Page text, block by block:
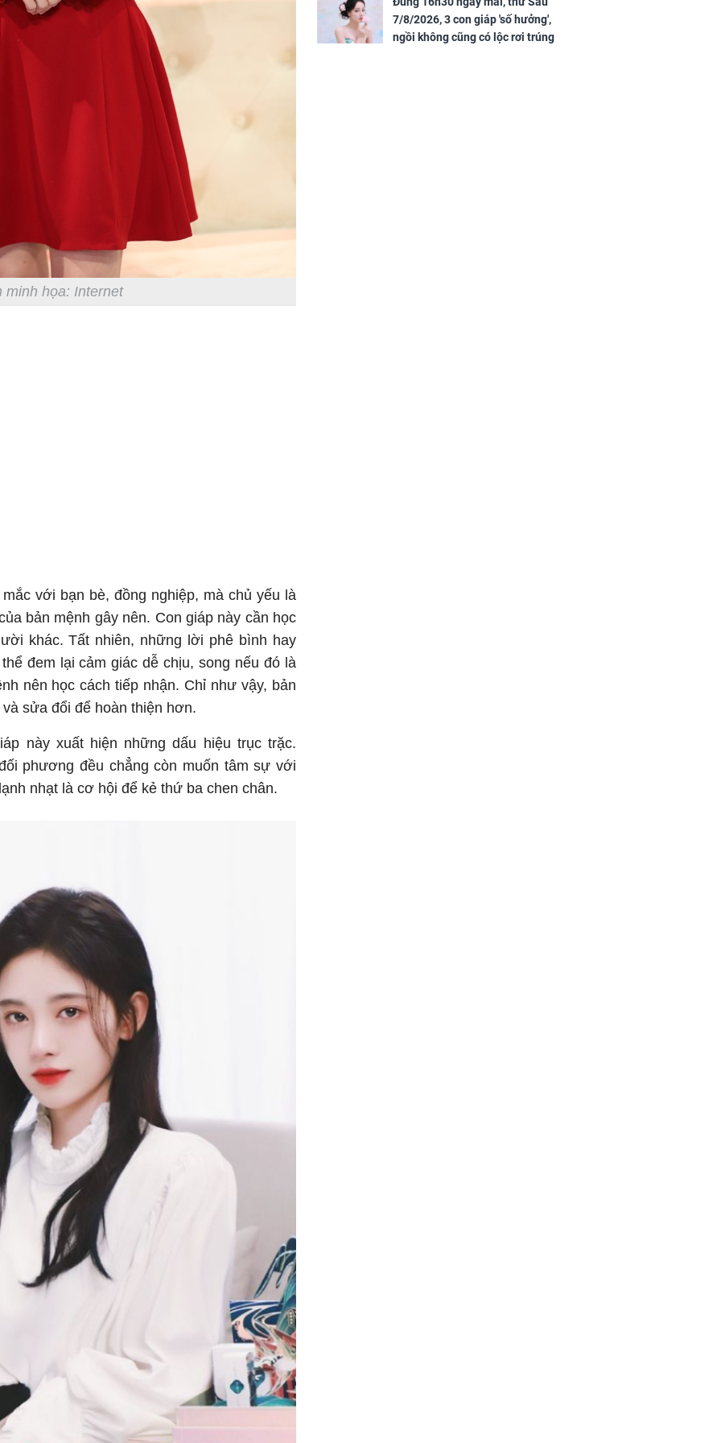
minh họa: Internet
với bạn bè, đồng nghiệp, mà chủ yếu là
bản mệnh gây nên. Con giáp này cần học
khác. Tất nhiên, những lời phê bình hay
đem lại cảm giác dễ chịu, song nếu đó là
nên học cách tiếp nhận. Chỉ như vậy, bản
sửa đổi để hoàn thiện hơn.
này xuất hiện những dấu hiệu trục trặc.
phương đều chẳng còn muốn tâm sự với
nhạt là cơ hội để kẻ thứ ba chen chân.
7/8/2026, 3 con giáp 'số hưởng',
ngồi không cũng có lộc rơi trúng